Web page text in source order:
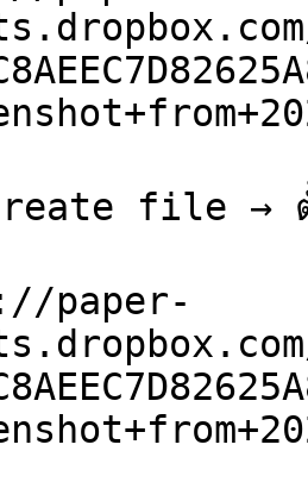
file → ตั้
paper-